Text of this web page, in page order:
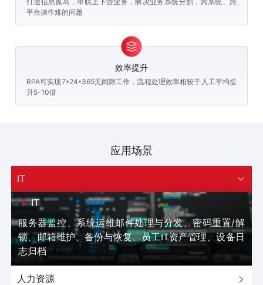
平台操作难的问题
效率提升
RPA可实现7*24*365无间隙工作，流程处理效率相较于人工平均提
升5-10倍
应用场景
IT 
IT
服务器监控、系统运维邮件处理与分发、密码重置/解
锁、邮箱维护、备份与恢复、员工IT资产管理、设备日
志归档
人力资源 